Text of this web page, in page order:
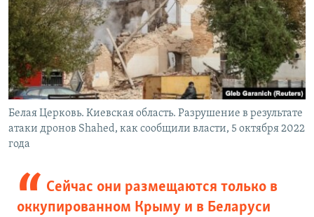
Белая Церковь. Киевская область. Разрушение в результате
атаки дронов Shahed, как сообщили власти, 5 октября 2022
года
Сейчас они размещаются только в
оккупированном Крыму и в Беларуси